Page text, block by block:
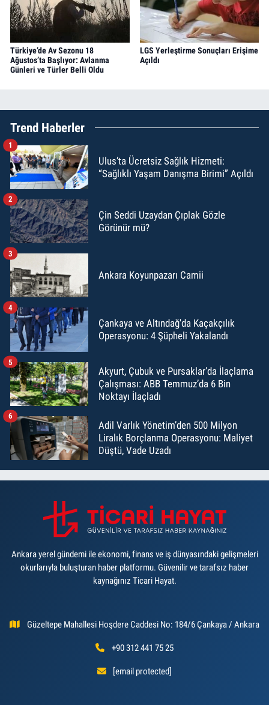
Türkiye’de Av Sezonu 18
Ağustos’ta Başlıyor: Avlanma
Günleri ve Türler Belli Oldu
LGS Yerleştirme Sonuçları Erişime
Açıldı
Trend Haberler
Ulus’ta Ücretsiz Sağlık Hizmeti:
“Sağlıklı Yaşam Danışma Birimi” Açıldı
1
Çin Seddi Uzaydan Çıplak Gözle
Görünür mü?
2
Ankara Koyunpazarı Camii
3
Çankaya ve Altındağ'da Kaçakçılık
Operasyonu: 4 Şüpheli Yakalandı
4
Akyurt, Çubuk ve Pursaklar’da İlaçlama
Çalışması: ABB Temmuz’da 6 Bin
Noktayı İlaçladı
5
Adil Varlık Yönetim’den 500 Milyon
Liralık Borçlanma Operasyonu: Maliyet
Düştü, Vade Uzadı
6
Ankara yerel gündemi ile ekonomi, finans ve iş dünyasındaki gelişmeleri
okurlarıyla buluşturan haber platformu. Güvenilir ve tarafsız haber
kaynağınız Ticari Hayat.
Güzeltepe Mahallesi Hoşdere Caddesi No: 184/6 Çankaya / Ankara
+90 312 441 75 25
[email protected]